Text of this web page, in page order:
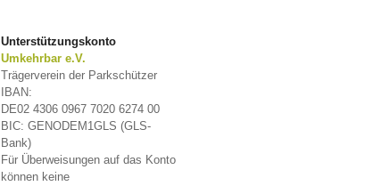
Unterstützungskonto
Umkehrbar e.V.
Trägerverein der Parkschützer
IBAN:
DE02 4306 0967 7020 6274 00
BIC: GENODEM1GLS (GLS-
Bank)
Für Überweisungen auf das Konto
können keine